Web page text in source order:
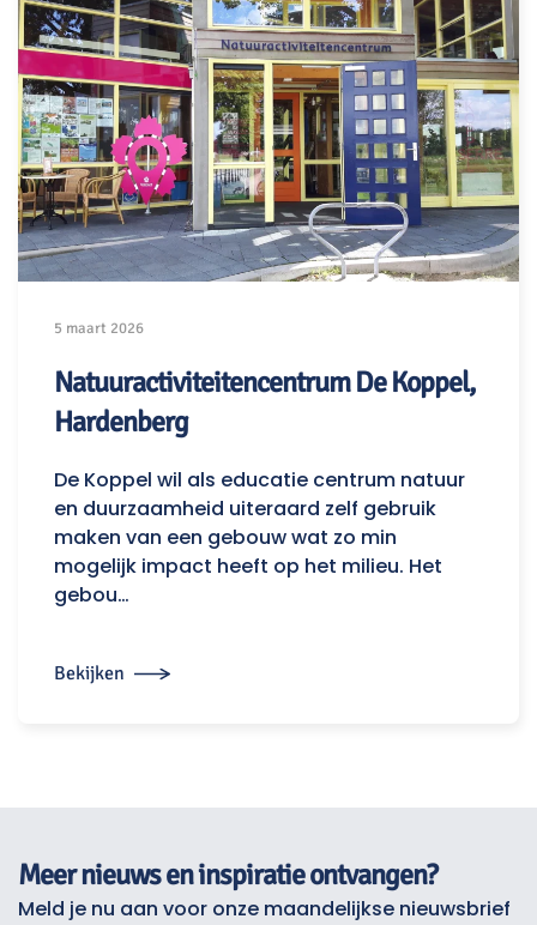
5 maart 2026
Natuuractiviteitencentrum De Koppel,
Hardenberg
De Koppel wil als educatie centrum natuur
en duurzaamheid uiteraard zelf gebruik
maken van een gebouw wat zo min
mogelijk impact heeft op het milieu. Het
gebou…
Bekijken
Meer nieuws en inspiratie ontvangen?
Meld je nu aan voor onze maandelijkse nieuwsbrief